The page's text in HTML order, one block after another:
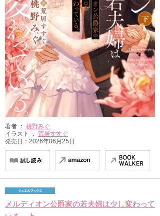
著者 ： 桃野みぐ
イラスト ： 荒居すすぐ
発売日：2026年06月25日
メルディオン公爵家の若夫婦は少し変わって